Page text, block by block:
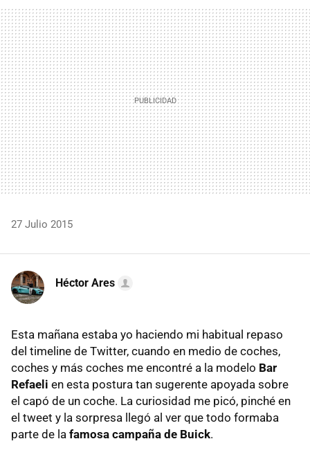
MAIL
27 Julio 2015
Héctor Ares
Esta mañana estaba yo haciendo mi habitual repaso
del timeline de Twitter, cuando en medio de coches,
coches y más coches me encontré a la modelo Bar
Refaeli en esta postura tan sugerente apoyada sobre
el capó de un coche. La curiosidad me picó, pinché en
el tweet y la sorpresa llegó al ver que todo formaba
parte de la famosa campaña de Buick.